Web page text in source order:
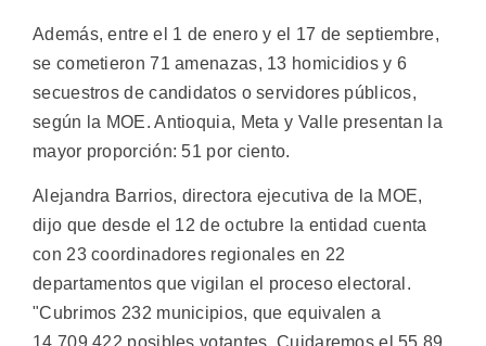
Además, entre el 1 de enero y el 17 de septiembre,
se cometieron 71 amenazas, 13 homicidios y 6
secuestros de candidatos o servidores públicos,
según la MOE. Antioquia, Meta y Valle presentan la
mayor proporción: 51 por ciento.
Alejandra Barrios, directora ejecutiva de la MOE,
dijo que desde el 12 de octubre la entidad cuenta
con 23 coordinadores regionales en 22
departamentos que vigilan el proceso electoral.
"Cubrimos 232 municipios, que equivalen a